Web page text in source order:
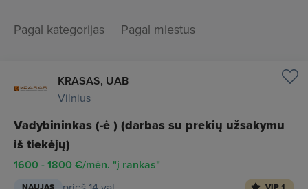
Pagal kategorijas Pagal miestus
KRASAS, UAB
Vilnius
Vadybininkas (-ė ) (darbas su prekių užsakymu
iš tiekėjų)
1600 - 1800 €/mėn. "į rankas"